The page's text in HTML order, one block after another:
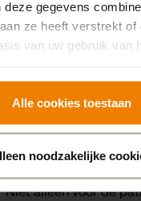
deze gegevens
ze heeft verstrekt of
van uw gebruik van
Alle cookies toestaan
noodzakelijke
chemotherapie
De bereiding van
plaats vanuit de
geconditioneerd
gebracht.
alleen voor de